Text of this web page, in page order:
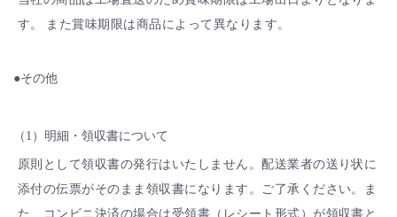
す。 また賞味期限は商品によって異なります。
●その他
（1）明細・領収書について
原則として領収書の発行はいたしません。配送業者の送り状に
添付の伝票がそのまま領収書になります。ご了承ください。ま
た、コンビニ決済の場合は受領書（レシート形式）が領収書と